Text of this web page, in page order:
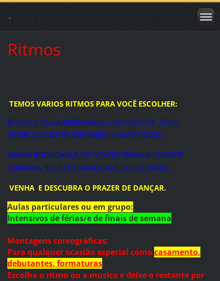
.
Ritmos
TEMOS VARIOS RITMOS PARA VOCÊ ESCOLHER:
BOLERO, SALSA,MERRENGUE,CHA CHA CHA, ZOUK
,FORRO,COUNTRY,SERTANEJO UNIVERSITARIO,
SAMBA ROCK,DANÇA DO VENTRE,SENSUALIDADEDE
FEMININA, STILETTO DANCE, AXÉ,STREET DANCE
VENHA E DESCUBRA O PRAZER DE DANÇAR.
Aulas particulares ou em grupo:
Intensivos de férias/e de finais de semana
Montagens coreográficas;
Para qualquer ocasião especial comocasamento,
debutantes, formaturas.
Escolha o ritmo ou a musica e deixe o restante por